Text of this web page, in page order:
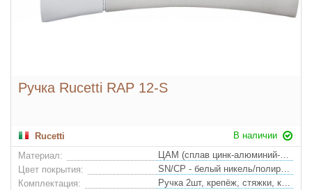
Ручка Rucetti RAP 12-S
Rucetti
В наличии
Материал:
ЦАМ (сплав цинк-алюминий-медь)
Цвет покрытия:
SN/CP - белый никель/полированный хром
Комплектация:
Ручка 2шт, крепёж, стяжки, квадрат